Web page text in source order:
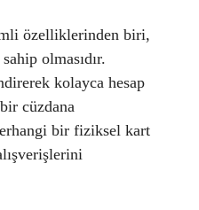
özelliklerinden biri,
olmasıdır.
kolayca hesap
cüzdana
bir fiziksel kart